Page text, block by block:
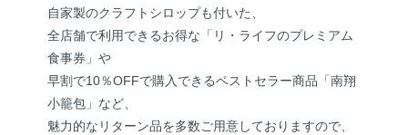
自家製のクラフトシロップも付いた、
全店舗で利用できるお得な「リ・ライフのプレミアム
食事券」や
早割で10％OFFで購入できるベストセラー商品「南翔
小籠包」など、
魅力的なリターン品を多数ご用意しておりますので、